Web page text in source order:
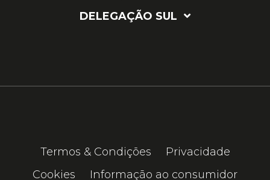
DELEGAÇÃO SUL
Termos & Condições
Privacidade
Cookies
Informação ao consumidor